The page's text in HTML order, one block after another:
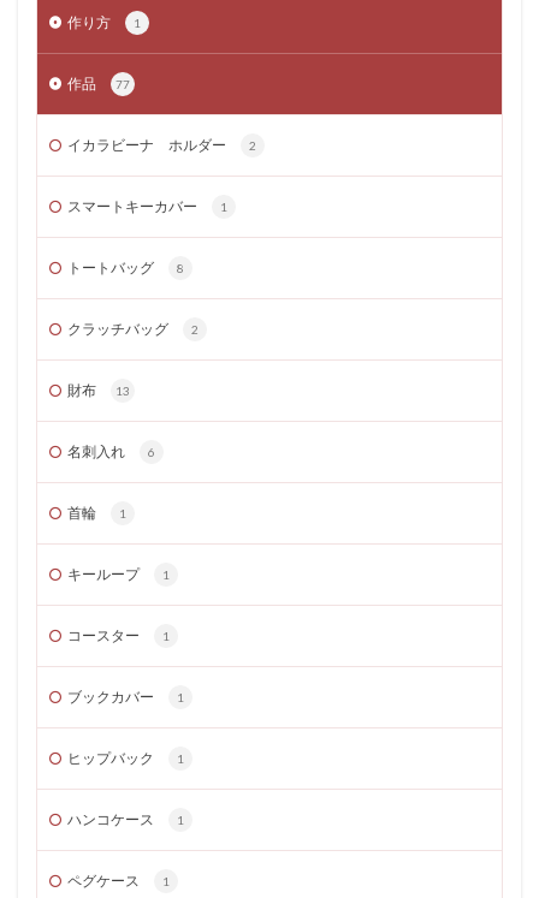
作り方 1
作品 77
イカラビーナ ホルダー 2
スマートキーカバー 1
トートバッグ 8
クラッチバッグ 2
財布 13
名刺入れ 6
首輪 1
キーループ 1
コースター 1
ブックカバー 1
ヒップバック 1
ハンコケース 1
ペグケース 1